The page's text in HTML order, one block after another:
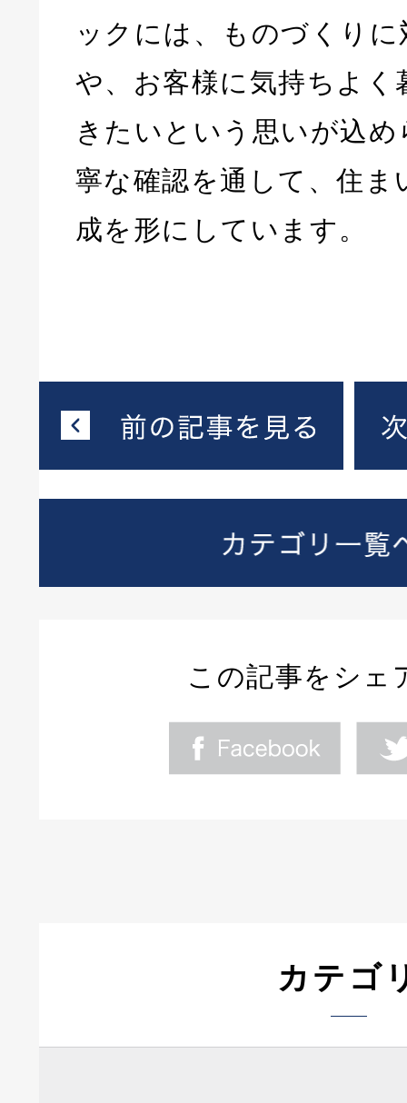
ックには、ものづくり
や、お客様に気持ちよく
きたいという思いが込
寧な確認を通して、住ま
成を形にしています。
この記事をシェ
カテゴ